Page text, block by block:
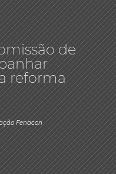
de
reforma
Fenacon